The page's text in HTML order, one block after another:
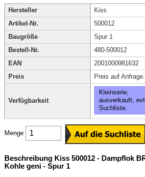
Hersteller
Kiss
Artikel-Nr.
500012
Baugröße
Spur 1
Bestell-Nr.
480-500012
EAN
2001000981632
Preis
Preis auf
Verfügbarkeit
Kleinserie,
ausverkauft,
Suchliste.
Menge
Beschreibung Kiss 500012 - Dampflok
Kohle geni - Spur 1